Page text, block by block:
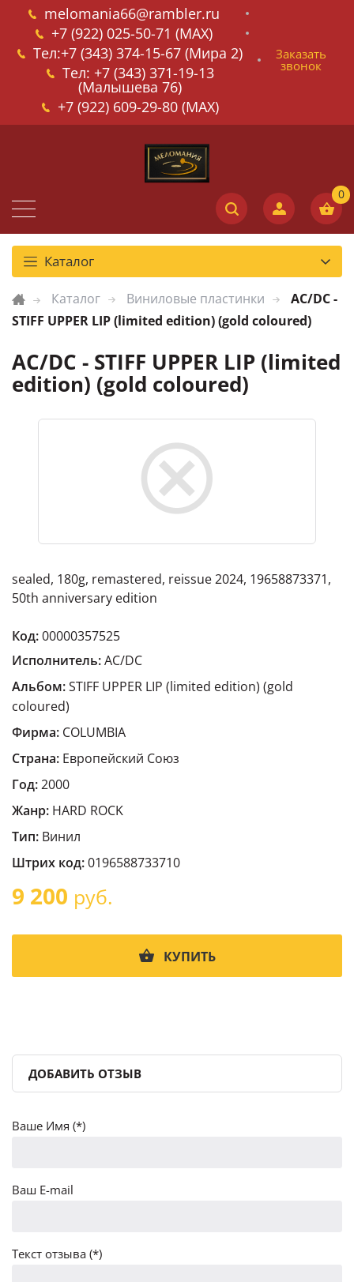
melomania66@rambler.ru
+7 (922) 025-50-71 (MAX)
Тел:+7 (343) 374-15-67 (Мира 2)
Тел: +7 (343) 371-19-13
(Малышева 76)
+7 (922) 609-29-80 (MAX)
Заказать
звонок
Каталог
Каталог Виниловые пластинки
AC/DC -
STIFF UPPER LIP (limited edition) (gold coloured)
AC/DC - STIFF UPPER LIP (limited
edition) (gold coloured)
sealed, 180g, remastered, reissue 2024, 19658873371,
50th anniversary edition
Код:00000357525
Исполнитель:AC/DC
Альбом:STIFF UPPER LIP (limited edition) (gold
coloured)
Фирма: COLUMBIA
Страна: Европейский Cоюз
Год:2000
Жанр: HARD ROCK
Тип: Винил
Штрих код:0196588733710
9 200 руб.
КУПИТЬ
ДОБАВИТЬ ОТЗЫВ
Ваше Имя (*)
Ваш E-mail
Текст отзыва (*)